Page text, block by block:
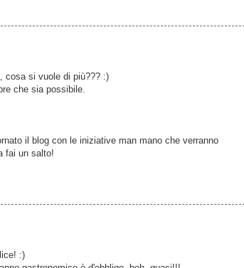
cosa si vuole di più??? :)
che sia possibile.
il blog con le iniziative man mano che verranno
fai un salto!
:)